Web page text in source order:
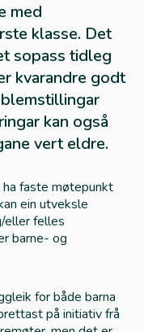
med
klasse. Det
sopass tidleg
kvarandre godt
kan også
vert eldre.
faste møtepunkt
ein utveksle
eller felles
barne- og
for både barna
på initiativ frå